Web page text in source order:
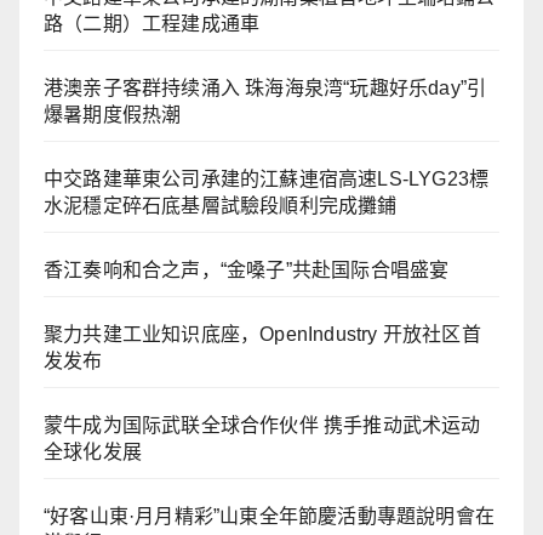
路（二期）工程建成通車
港澳亲子客群持续涌入 珠海海泉湾“玩趣好乐day”引
爆暑期度假热潮
中交路建華東公司承建的江蘇連宿高速LS-LYG23標
水泥穩定碎石底基層試驗段順利完成攤鋪
香江奏响和合之声，“金嗓子”共赴国际合唱盛宴
聚力共建工业知识底座，OpenIndustry 开放社区首
发发布
蒙牛成为国际武联全球合作伙伴 携手推动武术运动
全球化发展
“好客山東·月月精彩”山東全年節慶活動專題說明會在